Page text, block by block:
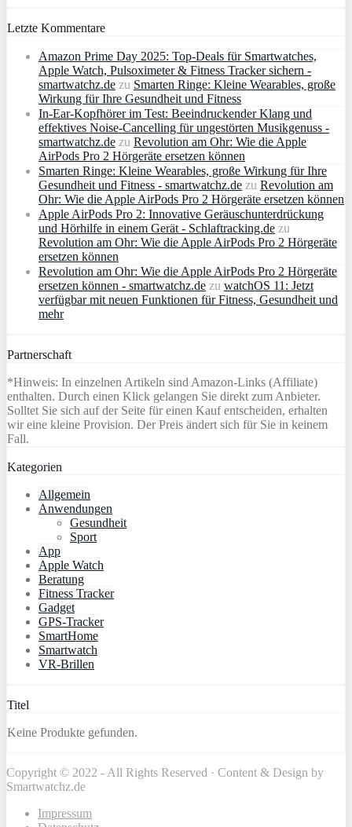
Letzte Kommentare
Amazon Prime Day 2025: Top-Deals für Smartwatches,
Apple Watch, Pulsoximeter & Fitness Tracker sichern -
smartwatchz.de zu Smarten Ringe: Kleine Wearables, große
Wirkung für Ihre Gesundheit und Fitness
In-Ear-Kopfhörer im Test: Beeindruckender Klang und
effektives Noise-Cancelling für ungestörten Musikgenuss -
smartwatchz.de zu Revolution am Ohr: Wie die Apple
AirPods Pro 2 Hörgeräte ersetzen können
Smarten Ringe: Kleine Wearables, große Wirkung für Ihre
Gesundheit und Fitness - smartwatchz.de zu Revolution am
Ohr: Wie die Apple AirPods Pro 2 Hörgeräte ersetzen können
Apple AirPods Pro 2: Innovative Geräuschunterdrückung
und Hörhilfe in einem Gerät - Schlaftracking.de zu
Revolution am Ohr: Wie die Apple AirPods Pro 2 Hörgeräte
ersetzen können
Revolution am Ohr: Wie die Apple AirPods Pro 2 Hörgeräte
ersetzen können - smartwatchz.de zu watchOS 11: Jetzt
verfügbar mit neuen Funktionen für Fitness, Gesundheit und
mehr
Partnerschaft
*Hinweis: In einzelnen Artikeln sind Amazon-Links (Affiliate)
enthalten. Durch einen Klick gelangen Sie direkt zum Anbieter.
Solltet Sie sich auf der Seite für einen Kauf entscheiden, erhalten
wir eine kleine Provision. Der Preis ändert sich für Sie in keinem
Fall.
Kategorien
Allgemein
Anwendungen
Gesundheit
Sport
App
Apple Watch
Beratung
Fitness Tracker
Gadget
GPS-Tracker
SmartHome
Smartwatch
VR-Brillen
Titel
Keine Produkte gefunden.
Copyright © 2022 - All Rights Reserved · Content & Design by
Smartwatchz.de
Impressum